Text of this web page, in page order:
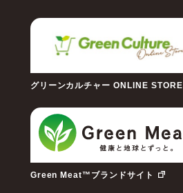
グリーンカルチャー ONLINE STORE
Green Meat™ブランドサイト